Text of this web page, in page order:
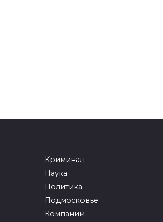
Криминал
Наука
Политика
Подмосковье
Компании